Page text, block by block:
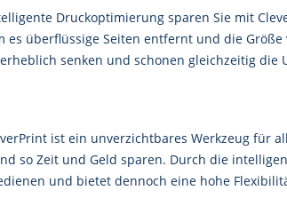
Druckoptimierung sparen Sie mit
es überflüssige Seiten entfernt und die
senken und schonen gleichzeitig die
ist ein unverzichtbares Werkzeug für
so Zeit und Geld sparen. Durch die
und bietet dennoch eine hohe